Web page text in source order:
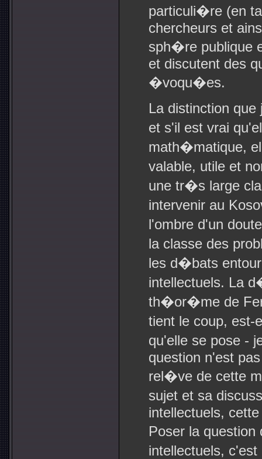
particuli�re (en
chercheurs et
sph�re publique
et discutent des
�voqu�es.
La distinction
et s'il est vrai
math�matique,
valable, utile et
une tr�s large
intervenir au
l'ombre d'un
la classe des
les d�bats
intellectuels. La
th�or�me de
tient le coup, est-
qu'elle se pose -
question n'est
rel�ve de cette
sujet et sa
intellectuels,
Poser la
intellectuels,